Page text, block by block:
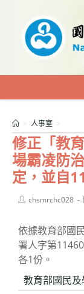
內
修正「教
場霸凌防
定，並自
> 人事室 >
Postchsmrchc028
依據教育部國
署人字第
各1份。
教育部國民